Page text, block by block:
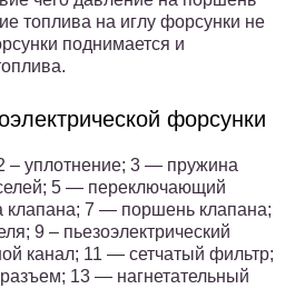
топлива на иглу форсунки не
поднимается и
форсунки
– уплотнение; 3 — пружина
5 — переключающий
7 — поршень клапана;
9 – пьезоэлектрический
канал; 11 — сетчатый фильтр;
13 — нагнетательный